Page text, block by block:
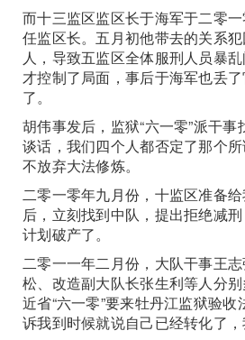
而十三监区监区长于海军于二零
任监区长。五月初他带去的关系
人，导致五监区全体服刑人员暴
才控制了局面，事后于海军也丢
了。
胡伟事发后，监狱“六一零”派干
谈话，我们四个人都否定了那个所
不放弃大法修炼。
二零一零年九月份，十监区准备
后，立刻找到中队，提出拒绝减
计划破产了。
二零一一年二月份，大队干事王
松、改造副大队长张生利等人分
近省“六一零”要来牡丹江监狱验收
诉我到时候就说自己已经转化了，